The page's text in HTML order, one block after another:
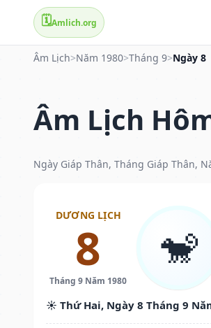
🗓️Amlich.org
Âm Lịch>Năm 1980>Tháng 9>Ngày 8
Âm Lịch
Ngày Giáp Thân, Tháng Giáp Thân,
DƯƠNG LỊCH
8
Tháng 9 Năm 1980
🐒
☀️ Thứ Hai, Ngày 8 Tháng 9